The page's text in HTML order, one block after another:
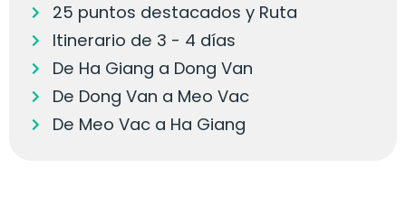
25 puntos destacados y Ruta
Itinerario de 3 - 4 días
De Ha Giang a Dong Van
De Dong Van a Meo Vac
De Meo Vac a Ha Giang